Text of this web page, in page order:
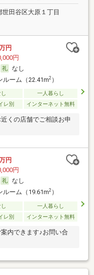
世田谷区大原１丁目
円
円
なし
ルーム（22.41m2）
一人暮らし
レ別 インターネット無料
くの店舗でご相談お申
円
円
なし
ルーム（19.61m2）
一人暮らし
レ別 インターネット無料
内できます♪お問い合